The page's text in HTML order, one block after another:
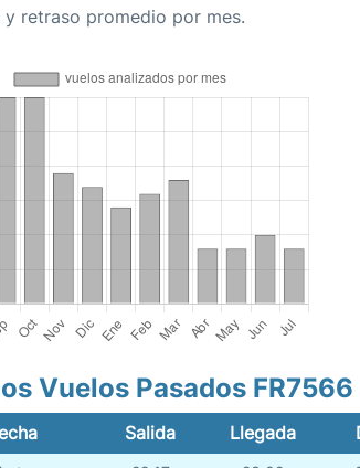
y retraso promedio por mes.
Vuelos Pasados FR7566
Salida Llegada